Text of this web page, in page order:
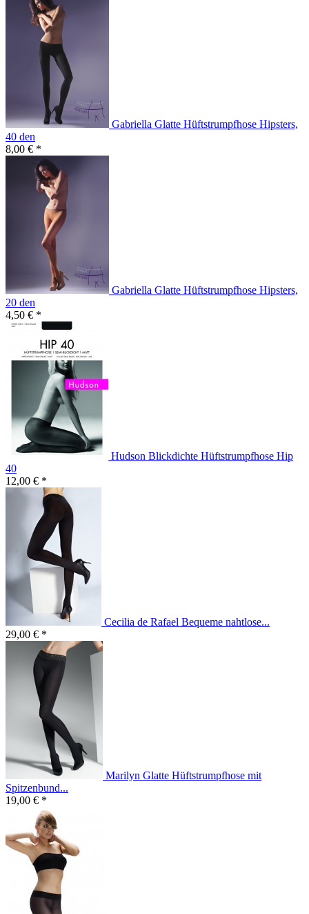
Gabriella Glatte Hüftstrumpfhose Hipsters,
40 den
8,00 € *
Gabriella Glatte Hüftstrumpfhose Hipsters,
20 den
4,50 € *
Hudson Blickdichte Hüftstrumpfhose Hip
40
12,00 € *
Cecilia de Rafael Bequeme nahtlose...
29,00 € *
Marilyn Glatte Hüftstrumpfhose mit
Spitzenbund...
19,00 € *